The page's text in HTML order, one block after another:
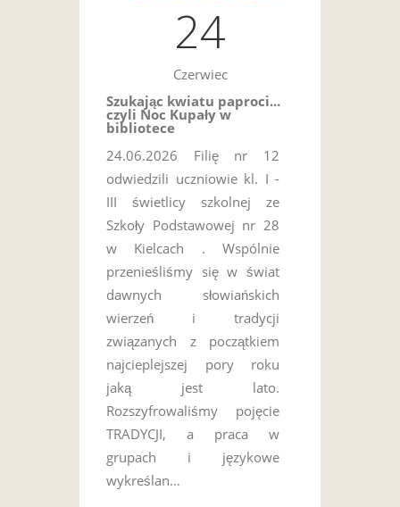
24
Czerwiec
Szukając kwiatu paproci...
czyli Noc Kupały w
bibliotece
24.06.2026 Filię nr 12
odwiedzili uczniowie kl. I -
III świetlicy szkolnej ze
Szkoły Podstawowej nr 28
w Kielcach . Wspólnie
przenieśliśmy się w świat
dawnych słowiańskich
wierzeń i tradycji
związanych z początkiem
najcieplejszej pory roku
jaką jest lato.
Rozszyfrowaliśmy pojęcie
TRADYCJI, a praca w
grupach i językowe
wykreślan…